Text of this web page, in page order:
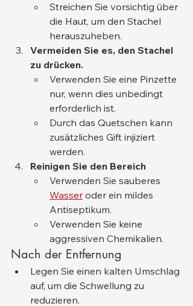
Streichen Sie vorsichtig über
die Haut, um den Stachel
herauszuheben.
Vermeiden Sie es, den Stachel
zu drücken.
Verwenden Sie eine Pinzette
nur, wenn dies unbedingt
erforderlich ist.
Durch das Quetschen kann
zusätzliches Gift injiziert
werden.
Reinigen Sie den Bereich
Verwenden Sie sauberes
Wasser oder ein mildes
Antiseptikum.
Verwenden Sie keine
aggressiven Chemikalien.
Nach der Entfernung
Legen Sie einen kalten Umschlag
auf, um die Schwellung zu
reduzieren.